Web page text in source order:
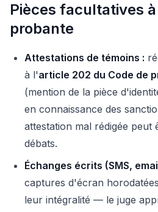
Pièces facultatives
probante
Attestations de témoins :
à l'article 202 du Code de
(mention de la pièce
en connaissance des
attestation mal rédigée peut
débats.
Échanges écrits (SMS,
captures d'écran
leur intégralité — le juge